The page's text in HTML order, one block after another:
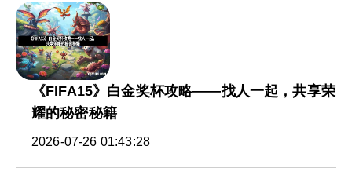
《FIFA15》白金奖杯攻略——找人一起，共享荣
耀的秘密秘籍
2026-07-26 01:43:28